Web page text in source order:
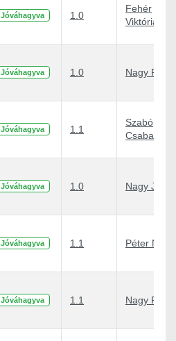
Jóváhagyva 1.0
Fehér
Viktória
Jóváhagyva 1.0 Nagy Péter
Jóváhagyva 1.1
Szabó
Csaba
Jóváhagyva 1.0 Nagy Judit
Jóváhagyva 1.1 Péter Nagy
Jóváhagyva 1.1 Nagy Péter